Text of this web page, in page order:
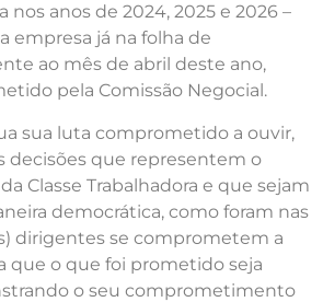
nos anos de 2024, 2025 e 2026 –
empresa já na folha de
ao mês de abril deste ano,
pela Comissão Negocial.
sua luta comprometido a ouvir,
decisões que representem o
Classe Trabalhadora e que sejam
democrática, como foram nas
dirigentes se comprometem a
que o que foi prometido seja
o seu comprometimento